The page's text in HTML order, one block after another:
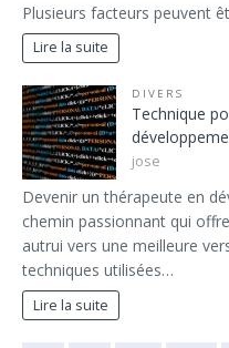
Plusieurs facteurs peuvent
Lire la suite
DIVERS
Technique
jose
Devenir un thérapeute en
chemin passionnant qui
autrui vers une meilleure
techniques utilisées…
Lire la suite